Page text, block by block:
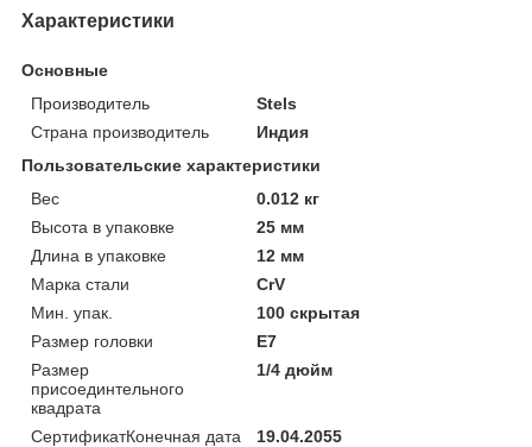
Характеристики
Основные
Производитель
Stels
Страна производитель
Индия
Пользовательские характеристики
Вес
0.012 кг
Высота в упаковке
25 мм
Длина в упаковке
12 мм
Марка стали
CrV
Мин. упак.
100 скрытая
Размер головки
Е7
Размер
присоединтельного
квадрата
1/4 дюйм
СертификатКонечная дата
19.04.2055